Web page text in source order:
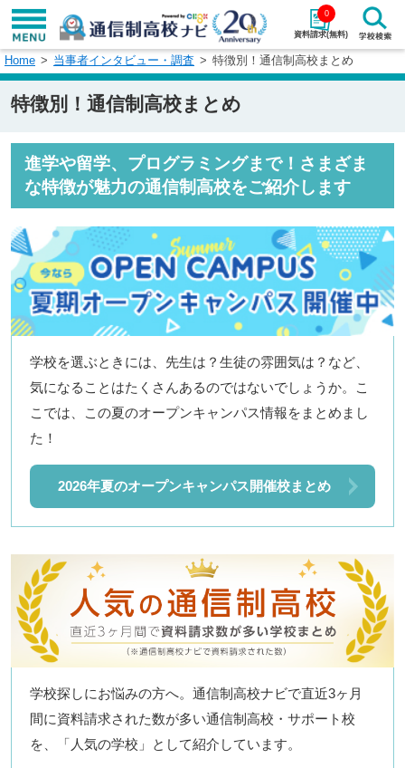
資料請求(無料)
0
学校名で探す
エリアから探す 特徴から探す
エリアを選択して探す
関東 北海道・東北
東海 北陸・甲信越
近畿 中国
四国 九州・沖縄
Home 当事者インタビュー・調査 特徴別！通信制高校まとめ
特徴別！通信制高校まとめ
進学や留学、プログラミングまで！さまざま
な特徴が魅力の通信制高校をご紹介します
学校を選ぶときには、先生は？生徒の雰囲気は？など、
気になることはたくさんあるのではないでしょうか。こ
こでは、この夏のオープンキャンパス情報をまとめまし
た！
2026年夏のオープンキャンパス開催校まとめ
学校探しにお悩みの方へ。通信制高校ナビで直近3ヶ月
間に資料請求された数が多い通信制高校・サポート校
を、「人気の学校」として紹介しています。